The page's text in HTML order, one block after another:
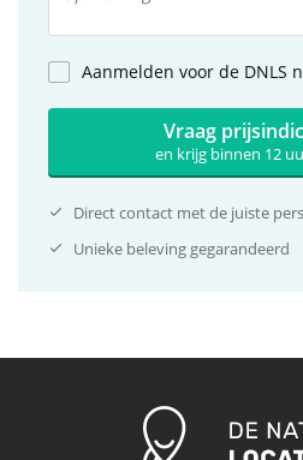
Aanmelden voor de DNLS
Vraag
en krijg binnen 12
Direct contact met de juiste
Unieke beleving gegarandeerd